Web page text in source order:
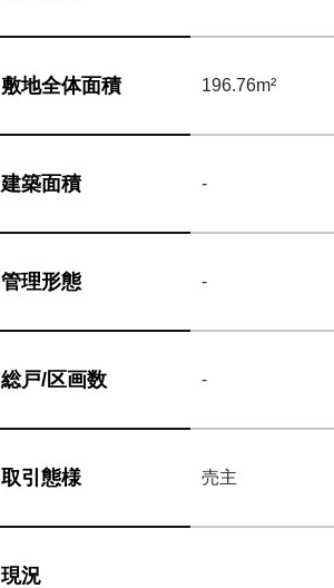
敷地全体面積 196.76m²
建築面積 -
管理形態 -
総戸/区画数 -
取引態様 売主
現況